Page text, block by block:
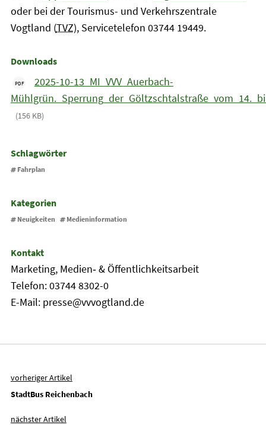
oder bei der Tourismus- und Verkehrszentrale
Vogtland (TVZ), Servicetelefon 03744 19449.
Downloads
PDF
2025-10-13_MI_VVV_Auerbach-
(156 KB)
Schlagwörter
Fahrplan
Kategorien
Neuigkeiten Medieninformation
Kontakt
Marketing, Medien‐ & Öffentlichkeitsarbeit
Telefon: 03744 8302-0
E-Mail: presse@vvvogtland.de
vorheriger Artikel
StadtBus Reichenbach
nächster Artikel